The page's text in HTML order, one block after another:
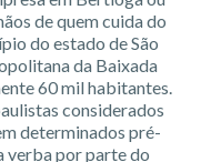
de quem cuida do
do estado de São
da Baixada
60 mil habitantes.
considerados
determinados pré-
verba por parte do